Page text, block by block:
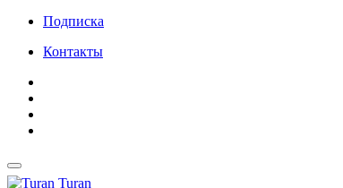
Подписка
Контакты
Turan